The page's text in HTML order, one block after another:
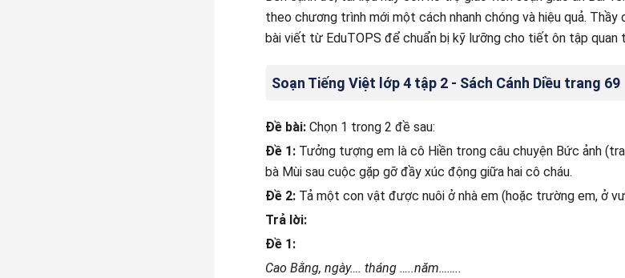
theo chương trình mới một cách nhanh chóng và hiệu quả.
bài viết từ EduTOPS để chuẩn bị kỹ lưỡng cho tiết ôn tập quan
Soạn Tiếng Việt lớp 4 tập 2 - Sách Cánh Diều trang 69
Đề bài:Chọn 1 trong 2 đề sau:
Đề 1:Tưởng tượng em là cô Hiền trong câu chuyện Bức ảnh
bà Mùi sau cuộc gặp gỡ đầy xúc động giữa hai cô cháu.
Đề 2:Tả một con vật được nuôi ở nhà em (hoặc trường em, ở
Trả lời:
Đề 1:
Cao Bằng, ngày…. tháng …..năm……..